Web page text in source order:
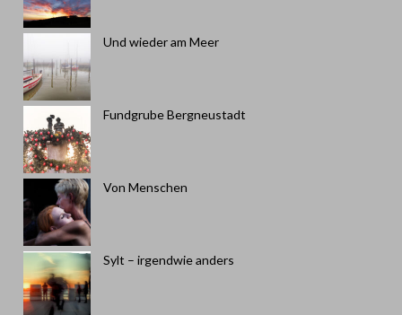
Und wieder am Meer
Fundgrube Bergneustadt
Von Menschen
Sylt – irgendwie anders